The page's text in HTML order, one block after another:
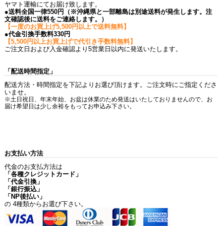
ヤマト運輸にてお届け致します。
●送料全国一律550円（※沖縄県と一部離島は別途送料が発生します。注
文確認後に送料をご連絡します。）
【一度のお買上げ5,500円以上で送料無料】
●代金引換手数料330円
【5,500円以上お買上げで代引き手数料無料】
ご注文日および入金確認より5営業日以内に発送いたします。
「配送時間指定」
配送方法・時間指定を下記よりお選び頂けます。ご注文時にご指定くださ
いませ。
※土日祝日、年末年始、お盆は休業のため発送はいたしておりませんので、お
届け希望日は少し余裕をもってお申込み下さい。
お支払い方法
代金のお支払方法は
「各種クレジットカード」
「代金引換」
「銀行振込」
「NP後払い」
の 4種類からお選び下さい。